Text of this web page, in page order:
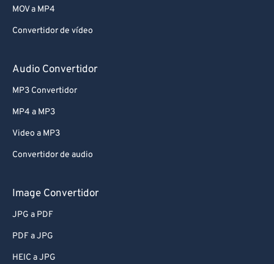
MOV a MP4
Convertidor de vídeo
Audio Convertidor
MP3 Convertidor
MP4 a MP3
Video a MP3
Convertidor de audio
Image Convertidor
JPG a PDF
PDF a JPG
HEIC a JPG